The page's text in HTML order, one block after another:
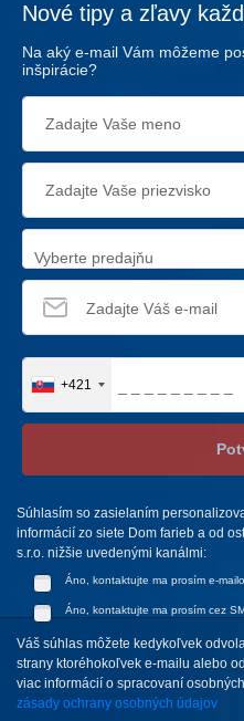
Nové tipy a zľavy
Na aký e-mail Vám môžeme
inšpirácie?
Vyberte predajňu
+421
Súhlasím so zasielaním
informácií zo siete Dom farieb a od
s.r.o. nižšie uvedenými kanálmi:
Áno, kontaktujte ma prosím e-
Áno, kontaktujte ma prosím cez
Váš súhlas môžete kedykoľvek
strany ktoréhokoľvek e-mailu alebo
viac informácií o spracovaní
zásady ochrany osobných údajov